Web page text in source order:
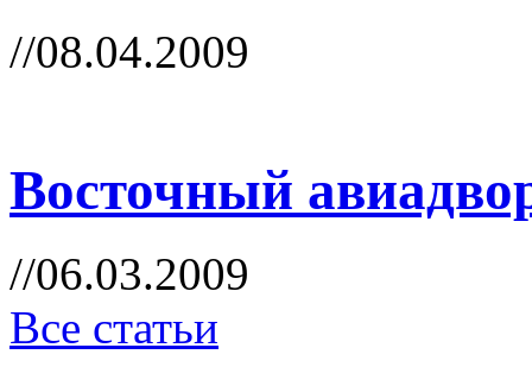
//08.04.2009
Восточный
//06.03.2009
Все статьи